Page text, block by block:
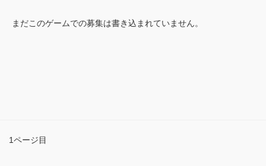
まだこのゲームでの募集は書き込まれていません。
1ページ目